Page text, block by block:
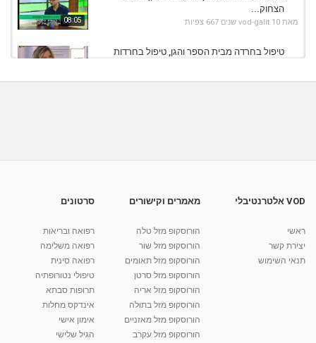
08:05
הצחוק...
מאת vod-galit 10 שנים 667 צפיות
טיפול בחרדה מבית הספר והגן, טיפול בחרדות
מאת
10:17
קרין גורן - העוגה המתגלצ’ת ללא קמח
38.5k צפיות
יוסי שר - מתמחה בשיטת אלכסנדר וטאי צ'י
VOD אלטרנטיבלי
ראשי
יצירת קשר
תנאי השימוש
מאמרים וקישורים
הורוסקופ מזל טלה
הורוסקופ מזל שור
הורוסקופ מזל תאומים
הורוסקופ מזל סרטן
הורוסקופ מזל אריה
הורוסקופ מזל בתולה
הורוסקופ מזל מאזניים
הורוסקופ מזל עקרב
סרטונים
רפואה ובריאות
רפואה משלימה
רפואה סינית
טיפולי נטורופתיה
תרופות סבתא
אינדקס מחלות
אימון אישי
הגיל שלישי